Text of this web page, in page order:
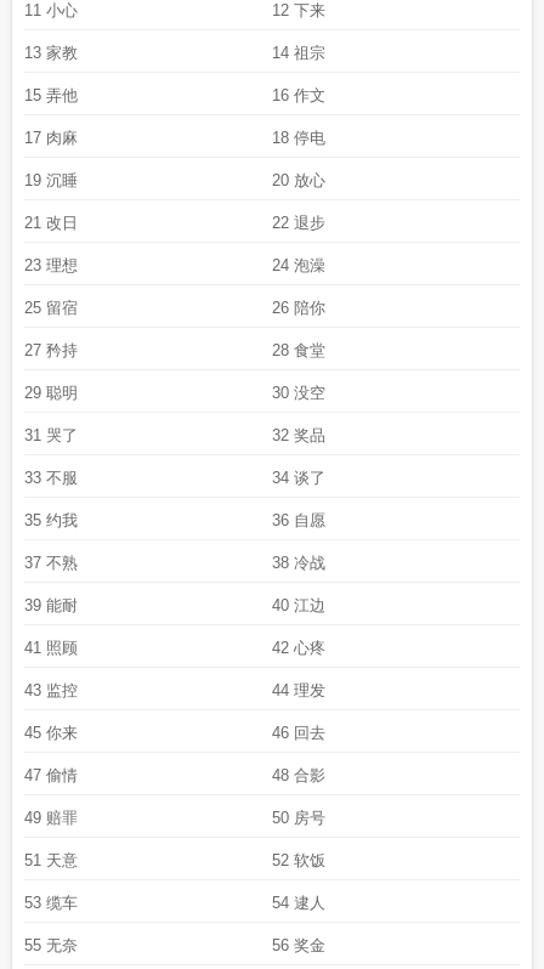
惯，对他说话下意识大声些。友人调侃：“这姑娘平常对谁都礼貌，独独对你脾气
只对我。”「你伸手拉我出阴霾，那我一辈子誓死为你保驾护航。」吵架好，吵架
妙，吵架也得一块回家睡觉觉。公主不会落魄，少年会疯狂崛起。小太阳x疯子
个圈 九兜星txt
兜了一个圈全文免费阅读无错版
圈笔下文学
兜了一个圈笔趣阁正版阅读
九兜星免费阅读
兜了一个圈TXT
兜了一个圈书檀江予淮 兜了一个圈九兜星格格
读兜了一个圈笔趣阁txt 兜了一个圈by九兜星txt番外
檀兜了一大圈 兜了一个圈全文免费阅读兜了一个圈by九兜星
什么意思
兜了一个圈TXT百度
圈免费阅读
兜了一个圈岑西身世
思兜了一个圈九兜星番外 兜了一个圈全文免费笔趣阁
一个圈讲的是什么
兜了一个圈 九兜星
圈附带番外txt
兜了一个圈by九兜
外兜了一个圈全本免费阅读 兜了一个圈第95章
一个圈在线全文免费阅读
兜了一个圈晋江文学城
下册免费阅读
兜了一圈 兜了一个圈西by九兜星
txt 出去兜一圈 兜了一个圈番外免费阅读兜了一个圈番外
txt兜了一个圈主要内容 兜了一个圈百度兜了一个圈全文免费阅读80章
么兜了一个圈岑西周承诀 兜了一个圈by九兜星第14章
11 小心 12 下来
13 家教 14 祖宗
15 弄他 16 作文
17 肉麻 18 停电
19 沉睡 20 放心
21 改日 22 退步
23 理想 24 泡澡
25 留宿 26 陪你
27 矜持 28 食堂
29 聪明 30 没空
31 哭了 32 奖品
33 不服 34 谈了
35 约我 36 自愿
37 不熟 38 冷战
39 能耐 40 江边
41 照顾 42 心疼
43 监控 44 理发
45 你来 46 回去
47 偷情 48 合影
49 赔罪 50 房号
51 天意 52 软饭
53 缆车 54 逮人
55 无奈 56 奖金